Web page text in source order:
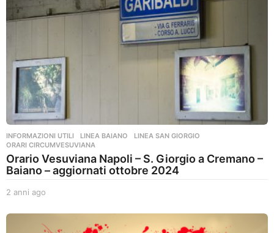
INFORMAZIONI UTILI ,LINEA BAIANO ,LINEA SAN GIORGIO
ORARI CIRCUMVESUVIANA
Orario Vesuviana Napoli – S. Giorgio a Cremano –
Baiano – aggiornati ottobre 2024
2 anni ago
n
n